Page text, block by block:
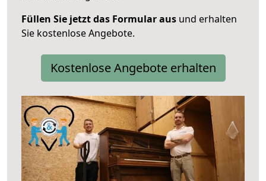
Füllen Sie jetzt das Formular aus und erhalten
Sie kostenlose Angebote.
Kostenlose Angebote erhalten